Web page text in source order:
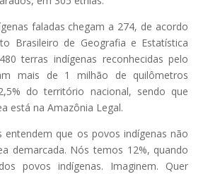
faladas chegam a 274, de acordo
Brasileiro de Geografia e Estatística
terras indígenas reconhecidas pelo
mais de 1 milhão de quilômetros
do território nacional, sendo que
está na Amazônia Legal.
entendem que os povos indígenas não
demarcada. Nós temos 12%, quando
povos indígenas. Imaginem. Quer